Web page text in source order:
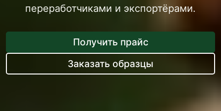
переработчиками и экспортёрами.
Получить прайс
Заказать образцы